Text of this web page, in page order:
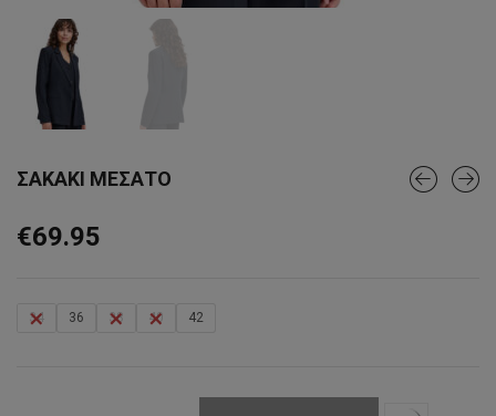
ΣΑΚΑΚΙ ΜΕΣΑΤΟ
€69.95
34 36 38 40 42